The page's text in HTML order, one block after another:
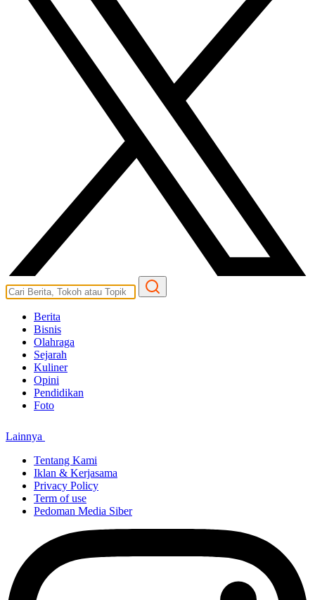
Berita
Bisnis
Olahraga
Sejarah
Kuliner
Opini
Pendidikan
Foto
Lainnya
Tentang Kami
Iklan & Kerjasama
Privacy Policy
Term of use
Pedoman Media Siber